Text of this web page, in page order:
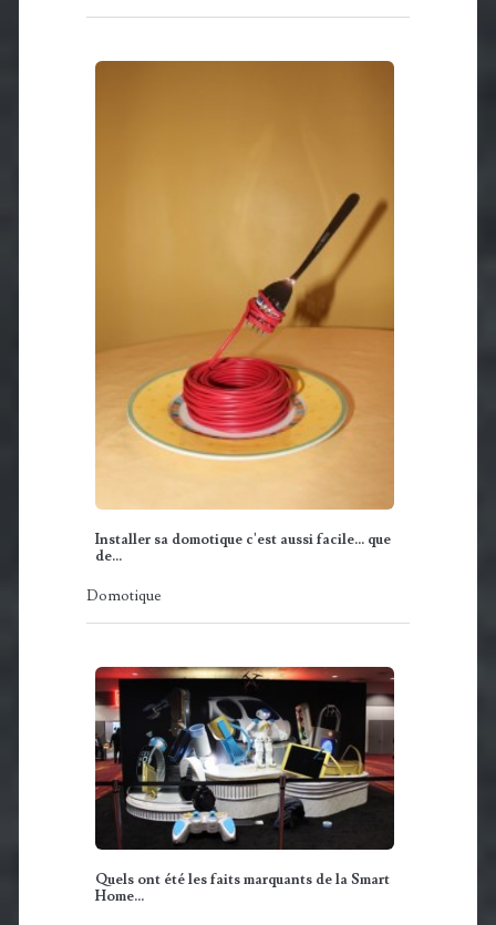
Installer sa domotique c'est aussi facile... que
de…
Domotique
Quels ont été les faits marquants de la Smart
Home…